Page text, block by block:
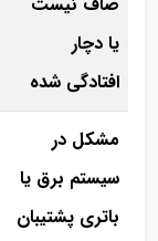
یا دچار
افتادگی شده
مشکل در
سیستم برق یا
باتری پشتیبان